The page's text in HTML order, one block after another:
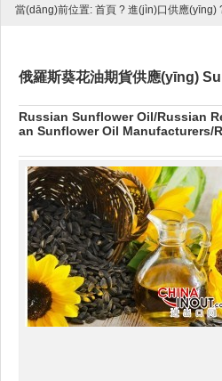
當(dāng)前位置: 首頁 ? 進(jìn)口供應(yīng)
俄羅斯葵花油期貨供應(yīng)
Russian Sunflower Oil/Russian
an Sunflower Oil Manufacturers/